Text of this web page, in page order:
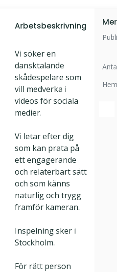
Arbetsbeskrivning
Vi söker en
dansktalande
skådespelare som
vill medverka i
videos för sociala
medier.
Vi letar efter dig
som kan prata på
ett engagerande
och relaterbart sätt
och som känns
naturlig och trygg
framför kameran.
Inspelning sker i
Stockholm.
För rätt person